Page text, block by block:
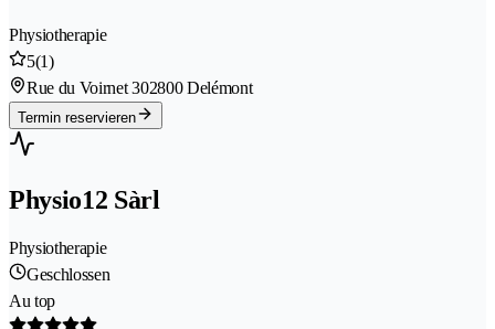
Physiotherapie
5(1)
Rue du Voirnet 302800 Delémont
Termin reservieren
Physio12 Sàrl
Physiotherapie
Geschlossen
Au top